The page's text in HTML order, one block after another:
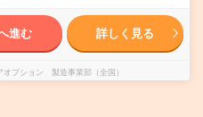
進む 詳しく見る
オプション 製造事業部（全国）